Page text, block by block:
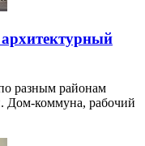
разным районам
Дом-коммуна, рабочий